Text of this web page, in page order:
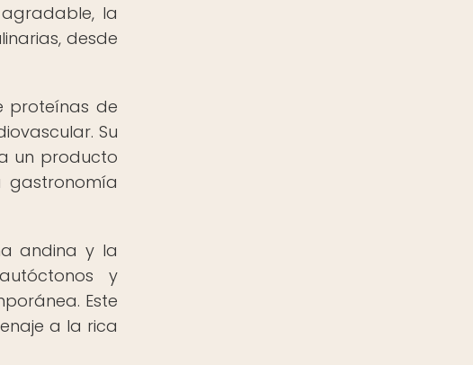
la
desde
proteínas de
Su
un producto
gastronomía
andina y la
y
Este
a la rica